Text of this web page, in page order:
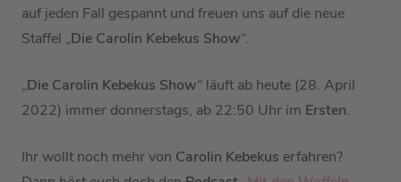
auf jeden Fall gespannt und freuen uns auf die neue
Staffel „Die Carolin Kebekus Show“.
„Die Carolin Kebekus Show“ läuft ab heute (28. April
2022) immer donnerstags, ab 22:50 Uhr im Ersten.
Ihr wollt noch mehr von Carolin Kebekus erfahren?